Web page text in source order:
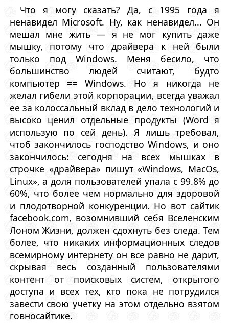
Что я могу сказать? Да, с 1995 года я
ненавидел Microsoft. Ну, как ненавидел... Он
мешал мне жить — я не мог купить даже
мышку, потому что драйвера к ней были
только под Windows. Меня бесило, что
большинство людей считают, будто
компьютер == Windows. Но я никогда не
желал гибели этой корпорации, всегда уважал
ее за колоссальный вклад в дело технологий и
высоко ценил отдельные продукты (Word я
использую по сей день). Я лишь требовал,
чтоб закончилось господство Windows, и оно
закончилось: сегодня на всех мышках в
строчке «драйвера» пишут «Windows, MacOs,
Linux», а доля пользователей упала с 99.8% до
60%, что более чем нормально для здоровой
и плодотворной конкуренции. Но вот сайтик
facebook.com, возомнивший себя Вселенским
Лоном Жизни, должен сдохнуть без следа. Тем
более, что никаких информационных следов
всемирному интернету он все равно не дарит,
скрывая весь созданный пользователями
контент от поисковых систем, открытого
доступа и всех тех, кто пока не потрудился
завести свою учетку на этом отдельно взятом
говносайтике.